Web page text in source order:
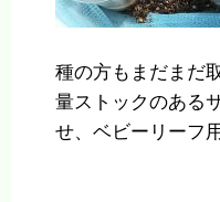
種の方もまだまだ
量ストックのある
せ、ベビーリーフ